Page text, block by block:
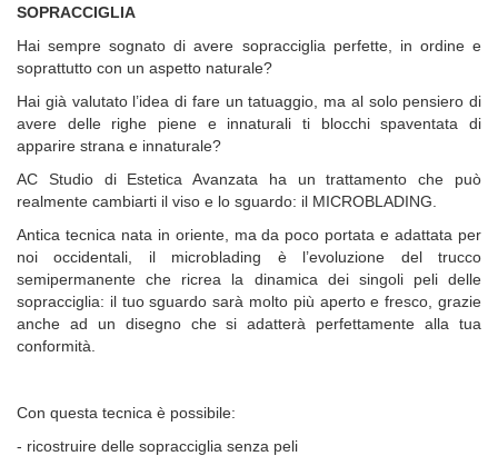
SOPRACCIGLIA
Hai sempre sognato di avere sopracciglia perfette, in ordine e
soprattutto con un aspetto naturale?
Hai già valutato l’idea di fare un tatuaggio, ma al solo pensiero di
avere delle righe piene e innaturali ti blocchi spaventata di
apparire strana e innaturale?
AC Studio di Estetica Avanzata ha un trattamento che può
realmente cambiarti il viso e lo sguardo: il MICROBLADING.
Antica tecnica nata in oriente, ma da poco portata e adattata per
noi occidentali, il microblading è l’evoluzione del trucco
semipermanente che ricrea la dinamica dei singoli peli delle
sopracciglia: il tuo sguardo sarà molto più aperto e fresco, grazie
anche ad un disegno che si adatterà perfettamente alla tua
conformità.
Con questa tecnica è possibile:
- ricostruire delle sopracciglia senza peli